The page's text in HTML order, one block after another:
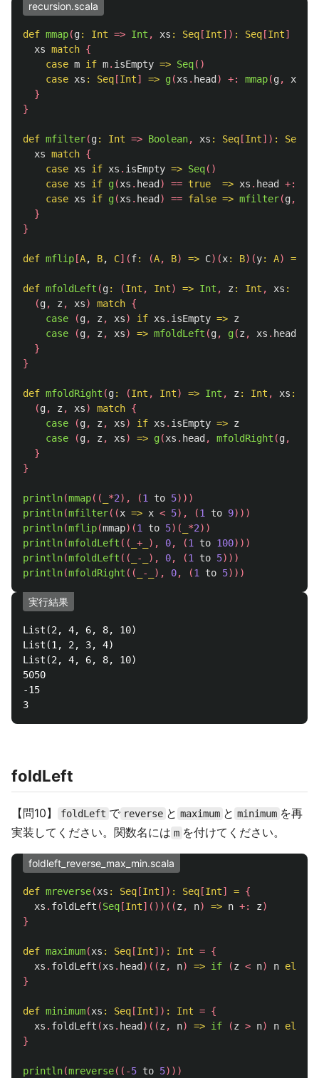
recursion.scala
def mmap(g: Int => Int , xs : Seq [Int]) : Seq [Int]
xs match {
case m if m. isEmpty => Seq()
case xs : Seq [Int] => g(xs . head ) +: mmap(g, xs
}
}
def mfilter(g: Int => Boolean, xs : Seq [Int]) : Seq
xs match {
case xs if xs . isEmpty => Seq()
case xs if g(xs . head ) == true => xs . head +:
case xs if g(xs . head ) == false => mfilter(g,
}
}
def mflip [A, B, C](f: (A, B) => C)(x: B)(y: A) =
def mfoldLeft (g: (Int , Int) => Int , z : Int , xs :
(g, z , xs) match {
case
(g, z , xs) if xs . isEmpty => z
case
(g, z , xs) => mfoldLeft (g, g(z , xs . head
}
}
def mfoldRight (g: (Int , Int) => Int , z : Int , xs :
(g, z , xs) match {
case
(g, z , xs) if xs . isEmpty => z
case
(g, z , xs) => g(xs . head , mfoldRight (g,
}
}
println(mmap(( *2), (1 to 5)))
println(mfilter((x => x < 5), (1 to 9)))
println(mflip(mmap)(1 to 5)( *2))
println(mfoldLeft (( + ), 0, (1 to 100)))
println(mfoldLeft (( - ), 0, (1 to 5)))
println(mfoldRight (( - ), 0, (1 to 5)))
実行結果
List(2, 4, 6, 8, 10)
List(1, 2, 3, 4)
List(2, 4, 6, 8, 10)
5050
-15
foldLeft
【問10】 foldLeft で reverse と maximum と minimum を再
実装してください。関数名には m を付けてください。
foldleft_reverse_max_min.scala
def mreverse(xs : Seq [Int]) : Seq [Int] = {
xs . foldLeft (Seq [Int]())((z , n) => n +: z)
}
def maximum(xs : Seq [Int]) : Int = {
xs . foldLeft (xs . head )((z , n) => if (z < n) n else
}
def minimum(xs : Seq [Int]) : Int = {
xs . foldLeft (xs . head )((z , n) => if (z > n) n else
}
println(mreverse((-5 to 5)))